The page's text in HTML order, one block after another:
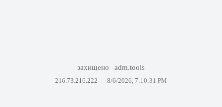
захищено adm.tools
216.73.216.222 — 8/6/2026, 7:10:31 PM